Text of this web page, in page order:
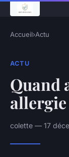
Accueil›Actu
ACTU
Quand
allergie
colette — 17